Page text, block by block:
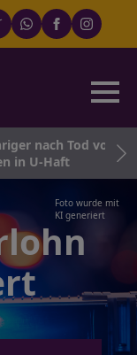
nach Tod von
in U-Haft
Foto wurde mit
KI generiert